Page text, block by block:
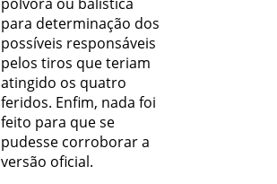
para determinação dos
possíveis responsáveis
pelos tiros que teriam
atingido os quatro
feridos. Enfim, nada foi
feito para que se
pudesse corroborar a
versão oficial.